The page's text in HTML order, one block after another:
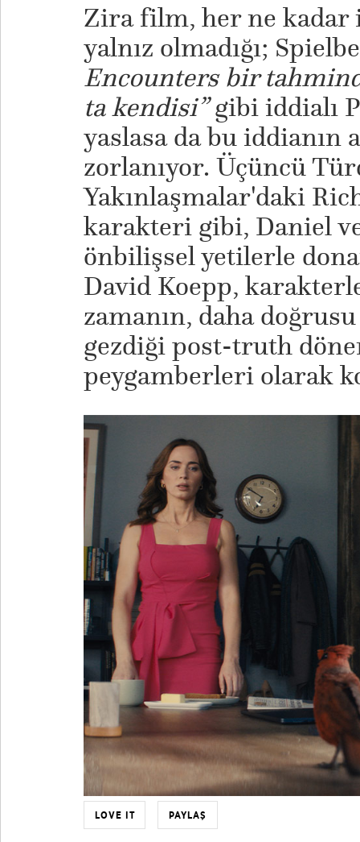
​Zira film, her ne kadar
yalnız olmadığı;
Encounters bir
ta kendisi”gibi iddialı
yaslasa da bu iddianın
zorlanıyor. Üçüncü
Yakınlaşmalar'daki
karakteri gibi, Daniel
önbilişsel yetilerle
David Koepp,
zamanın, daha
gezdiği post-truth
peygamberleri olarak
LOVE IT PAYLAŞ